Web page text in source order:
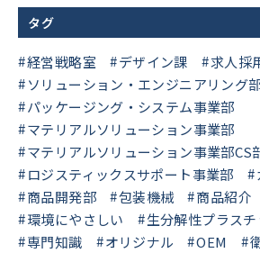
タグ
経営戦略室 デザイン課 求人採
ソリューション・エンジニアリング
パッケージング・システム事業部
マテリアルソリューション事業部
マテリアルソリューション事業部CS
ロジスティックスサポート事業部
商品開発部
包装機械 商品紹介
環境にやさしい
生分解性プラスチ
専門知識
オリジナル OEM